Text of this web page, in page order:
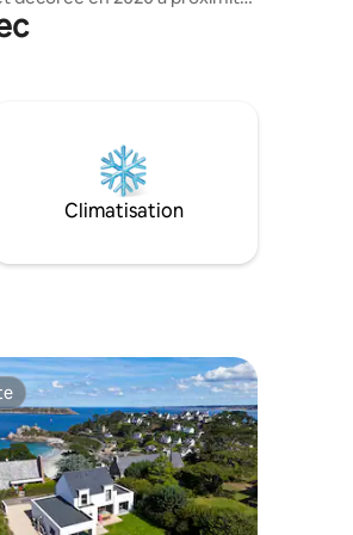
la mer (3 min à pied de la
de Nantouar et du GR 34).
proches. Possibilité de
automobiles dans l’allée
Commerces à proximité.
Climatisation